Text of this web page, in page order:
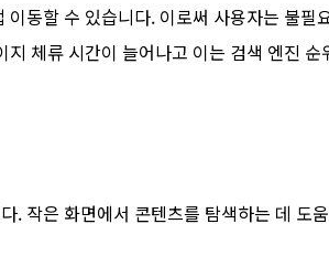
동할 수 있습니다. 이로써 사용자는 불필
체류 시간이 늘어나고 이는 검색 엔진
. 작은 화면에서 콘텐츠를 탐색하는 데 도